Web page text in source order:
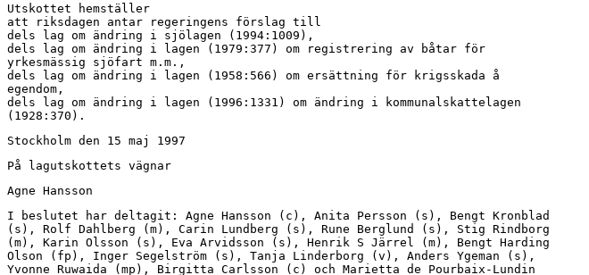
Utskottet hemställer
att riksdagen antar regeringens förslag till
dels lag om ändring i sjölagen (1994:1009),
dels lag om ändring i lagen (1979:377) om registrering av båtar för
yrkesmässig sjöfart m.m.,
dels lag om ändring i lagen (1958:566) om ersättning för krigsskada å
egendom,
dels lag om ändring i lagen (1996:1331) om ändring i kommunalskattelagen
(1928:370).
Stockholm den 15 maj 1997
På lagutskottets vägnar
Agne Hansson
I beslutet har deltagit: Agne Hansson (c), Anita Persson (s), Bengt Kronblad
(s), Rolf Dahlberg (m), Carin Lundberg (s), Rune Berglund (s), Stig Rindborg
(m), Karin Olsson (s), Eva Arvidsson (s), Henrik S Järrel (m), Bengt Harding
Olson (fp), Inger Segelström (s), Tanja Linderborg (v), Anders Ygeman (s),
Yvonne Ruwaida (mp), Birgitta Carlsson (c) och Marietta de Pourbaix-Lundin